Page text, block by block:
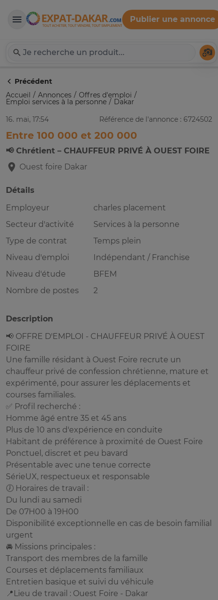
Expat-Dakar
Publier une annonce
Précédent
Accueil
Annonces Offres d'emploi
Emploi services à la personne
Dakar
16. mai, 17:54
Référence de l'annonce : 6724502
Entre 100 000 et 200 000
📢 Chrétient – CHAUFFEUR PRIVÉ À OUEST FOIRE
Ouest foire Dakar
Détails
Employeur
charles placement
Secteur d'activité
Services à la personne
Type de contrat
Temps plein
Niveau d'emploi
Indépendant / Franchise
Niveau d'étude
BFEM
Nombre de postes
2
Description
📢 OFFRE D'EMPLOI - CHAUFFEUR PRIVÉ À OUEST
FOIRE
Une famille résidant à Ouest Foire recrute un
chauffeur privé de confession chrétienne, mature et
expérimenté, pour assurer les déplacements et
courses familiales.
✅ Profil recherché :
Homme âgé entre 35 et 45 ans
Plus de 10 ans d'expérience en conduite
Habitant de préférence à proximité de Ouest Foire
Ponctuel, discret et peu bavard
Présentable avec une tenue correcte
SérieUX, respectueux et responsable
🕖 Horaires de travail :
Du lundi au samedi
De 07H00 à 19H00
Disponibilité exceptionnelle en cas de besoin familial
urgent
🚘 Missions principales :
Transport des membres de la famille
Courses et déplacements familiaux
Entretien basique et suivi du véhicule
📍Lieu de travail : Ouest Foire - Dakar